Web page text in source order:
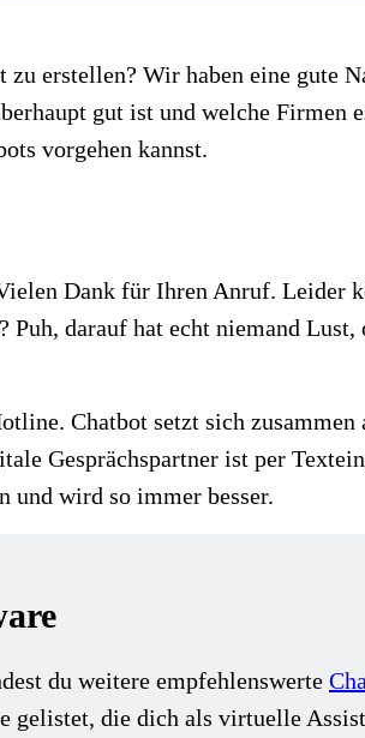
zu erstellen? Wir haben eine
gut ist und welche
vorgehen kannst.
Dank für Ihren Anruf. Leider
darauf hat echt niemand
Chatbot setzt sich
Gesprächspartner ist per
und wird so immer besser.
du weitere empfehlenswerte
gelistet, die dich als virtuelle